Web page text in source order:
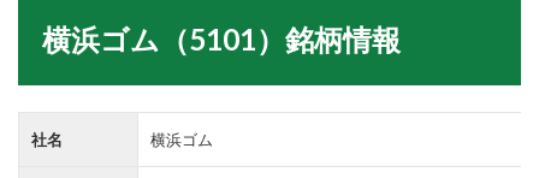
横浜ゴム（5101）銘柄情報
社名 横浜ゴム